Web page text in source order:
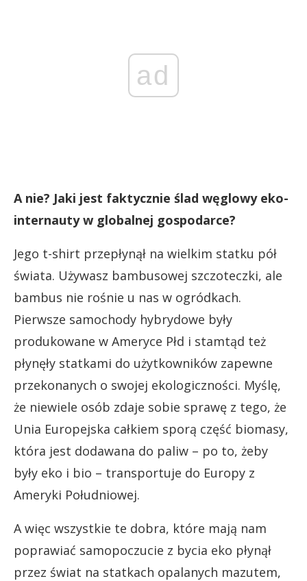
ad
A nie? Jaki jest faktycznie ślad węglowy eko-
internauty w globalnej gospodarce?
Jego t-shirt przepłynął na wielkim statku pół
świata. Używasz bambusowej szczoteczki, ale
bambus nie rośnie u nas w ogródkach.
Pierwsze samochody hybrydowe były
produkowane w Ameryce Płd i stamtąd też
płynęły statkami do użytkowników zapewne
przekonanych o swojej ekologiczności. Myślę,
że niewiele osób zdaje sobie sprawę z tego, że
Unia Europejska całkiem sporą część biomasy,
która jest dodawana do paliw – po to, żeby
były eko i bio – transportuje do Europy z
Ameryki Południowej.
A więc wszystkie te dobra, które mają nam
poprawiać samopoczucie z bycia eko płynął
przez świat na statkach opalanych mazutem,